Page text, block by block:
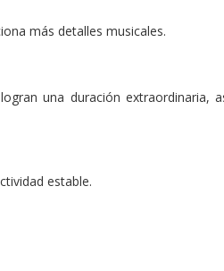
más detalles musicales.
una duración extraordinaria,
estable.